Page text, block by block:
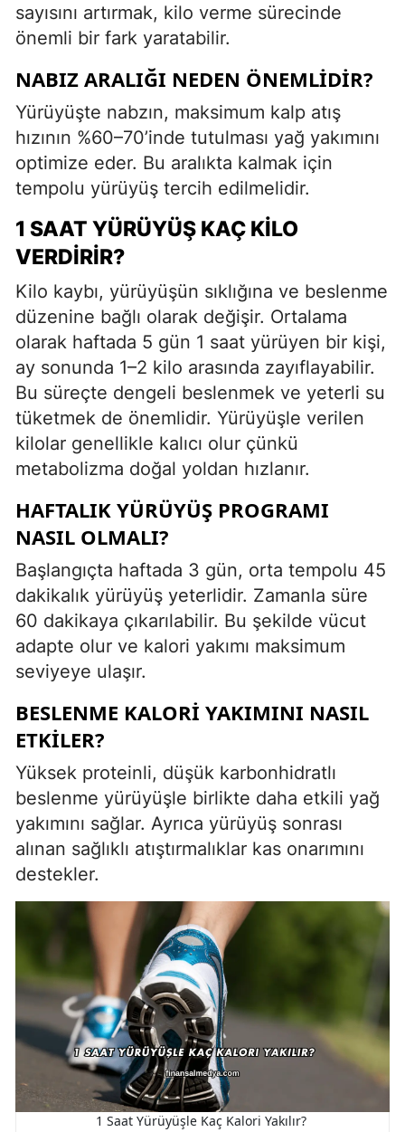
sayısını artırmak, kilo verme sürecinde
önemli bir fark yaratabilir.
NABIZ ARALIĞI NEDEN ÖNEMLIDIR?
Yürüyüşte nabzın, maksimum kalp atış
hızının %60–70’inde tutulması yağ yakımını
optimize eder. Bu aralıkta kalmak için
tempolu yürüyüş tercih edilmelidir.
1 SAAT YÜRÜYÜŞ KAÇ KILO
VERDIRIR?
Kilo kaybı, yürüyüşün sıklığına ve beslenme
düzenine bağlı olarak değişir. Ortalama
olarak haftada 5 gün 1 saat yürüyen bir kişi,
ay sonunda 1–2 kilo arasında zayıflayabilir.
Bu süreçte dengeli beslenmek ve yeterli su
tüketmek de önemlidir. Yürüyüşle verilen
kilolar genellikle kalıcı olur çünkü
metabolizma doğal yoldan hızlanır.
HAFTALIK YÜRÜYÜŞ PROGRAMI
NASIL OLMALI?
Başlangıçta haftada 3 gün, orta tempolu 45
dakikalık yürüyüş yeterlidir. Zamanla süre
60 dakikaya çıkarılabilir. Bu şekilde vücut
adapte olur ve kalori yakımı maksimum
seviyeye ulaşır.
BESLENME KALORI YAKIMINI NASIL
ETKILER?
Yüksek proteinli, düşük karbonhidratlı
beslenme yürüyüşle birlikte daha etkili yağ
yakımını sağlar. Ayrıca yürüyüş sonrası
alınan sağlıklı atıştırmalıklar kas onarımını
destekler.
1 Saat Yürüyüşle Kaç Kalori Yakılır?